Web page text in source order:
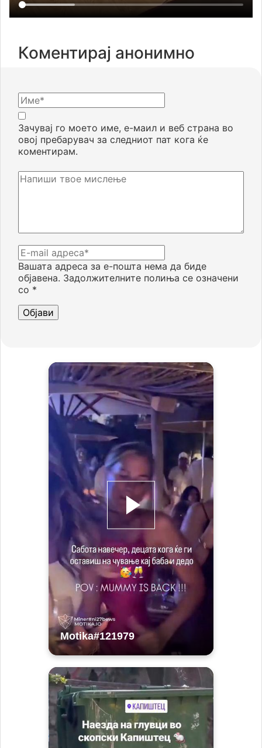
Коментирај анонимно
Вашата адреса за е-пошта нема да биде
објавена. Задолжителните полиња се означени
со *
Зачувај го моето име, е-маил и веб страна во
овој пребарувач за следниот пат кога ќе
коментирам.